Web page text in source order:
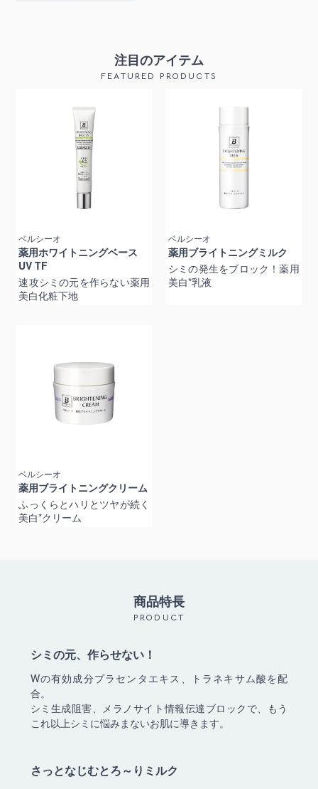
注目のアイテム
FEATURED PRODUCTS
ベルシーオ
薬用ホワイトニングベース
UV TF
速攻シミの元を作らない薬用
美白化粧下地
ベルシーオ
薬用ブライトニングミルク
シミの発生をブロック！薬用
美白*乳液
ベルシーオ
薬用ブライトニングクリーム
ふっくらとハリとツヤが続く
美白*クリーム
商品特長
PRODUCT
シミの元、作らせない！
Wの有効成分プラセンタエキス、トラネキサム酸を配
合。
シミ生成阻害、メラノサイト情報伝達ブロックで、もう
これ以上シミに悩みまないお肌に導きます。
さっとなじむとろ～りミルク